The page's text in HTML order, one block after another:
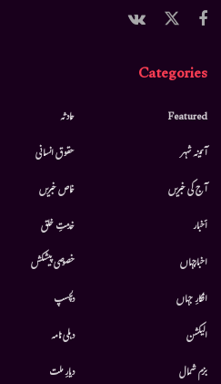
Categories
Featured
آئینہ شہر
آج کی خبریں
أخبار
اخبارجہاں
افکارِ جہاں
الیکشن
بزم شمال
حادثہ
حقوق انسانی
خاص خبریں
خدمتِ خلق
خصوصی پیشکش
دلچسپ
دہلی نامہ
دیارِ ملت